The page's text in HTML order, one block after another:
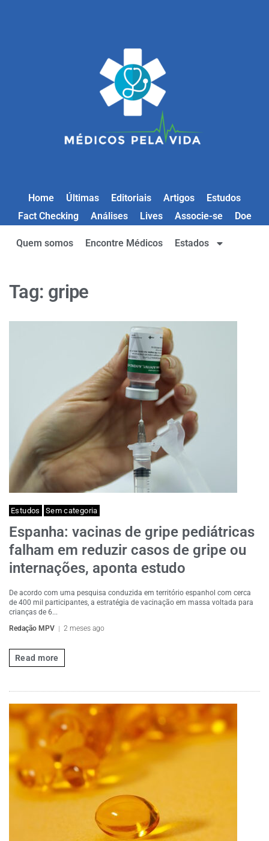
Home Últimas Editoriais Artigos
Estudos
Fact Checking
Análises Lives Associe-se Doe
Quem somos Encontre Médicos Estados
Tag: gripe
Estudos Sem categoria
Espanha: vacinas de gripe pediátricas
falham em reduzir casos de gripe ou
internações, aponta estudo
De acordo com uma pesquisa conduzida em território espanhol com cerca
de 400 mil participantes, a estratégia de vacinação em massa voltada para
crianças de 6...
Redação MPV
2 meses ago
Read more